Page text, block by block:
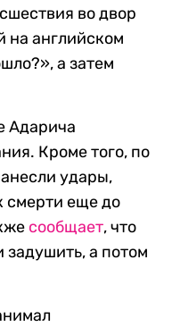
во двор
на английском
а затем
Адарича
Кроме того, по
удары,
смерти еще до
сообщает, что
задушить, а потом